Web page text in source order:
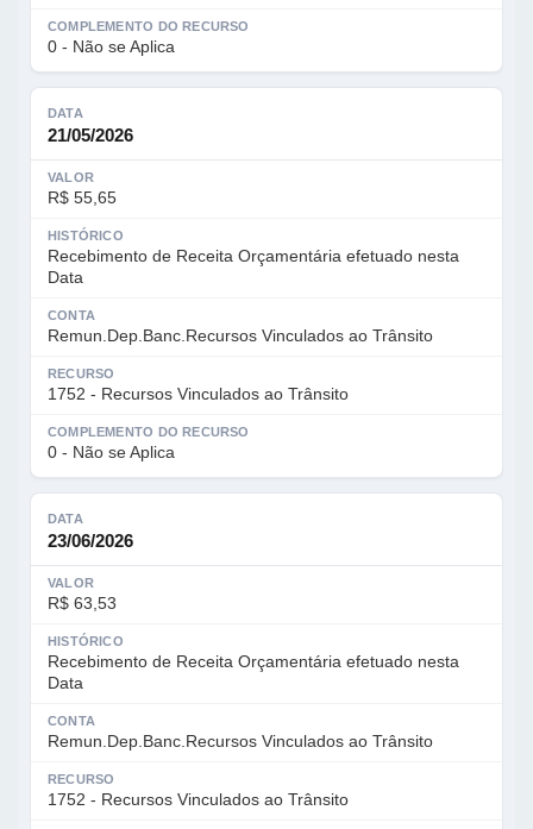
COMPLEMENTO DO RECURSO
0 - Não se Aplica
DATA
21/05/2026
VALOR
R$ 55,65
HISTÓRICO
Recebimento de Receita Orçamentária efetuado nesta
Data
CONTA
Remun.Dep.Banc.Recursos Vinculados ao Trânsito
RECURSO
1752 - Recursos Vinculados ao Trânsito
COMPLEMENTO DO RECURSO
0 - Não se Aplica
DATA
23/06/2026
VALOR
R$ 63,53
HISTÓRICO
Recebimento de Receita Orçamentária efetuado nesta
Data
CONTA
Remun.Dep.Banc.Recursos Vinculados ao Trânsito
RECURSO
1752 - Recursos Vinculados ao Trânsito